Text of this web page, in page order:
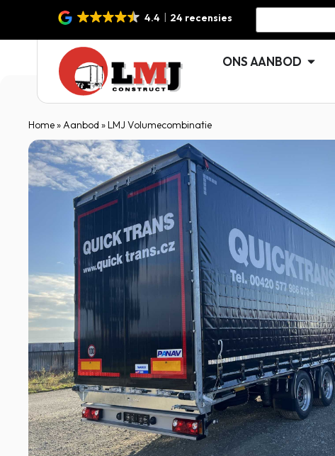
4.4 24 recensies
ONS AANBOD
Home»Aanbod »LMJ Volumecombinatie